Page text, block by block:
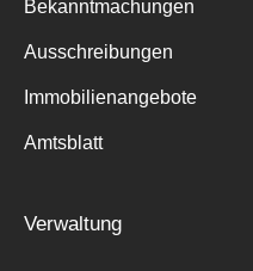
Bekanntmachungen
Ausschreibungen
Immobilienangebote
Amtsblatt
Verwaltung